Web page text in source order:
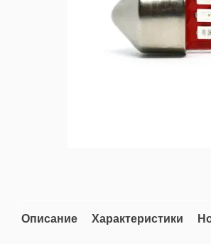
Описание Характеристики